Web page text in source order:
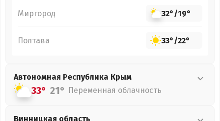
Миргород 32°/19°
Полтава 33°/22°
Автономная Республика Крым
33° 21° Переменная облачность
Винницкая область